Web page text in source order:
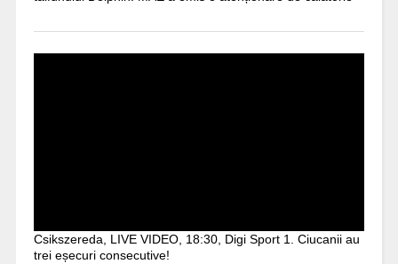
Csikszereda, LIVE VIDEO, 18:30, Digi Sport 1. Ciucanii au
trei eșecuri consecutive!